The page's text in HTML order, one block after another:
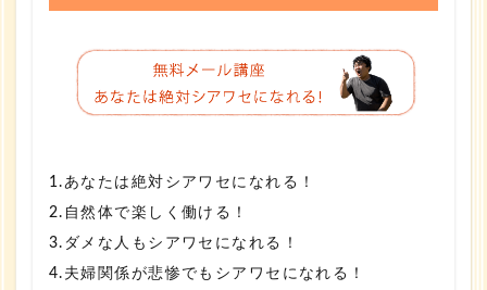
1.あなたは絶対シアワセになれる！
2.自然体で楽しく働ける！
3.ダメな人もシアワセになれる！
4.夫婦関係が悲惨でもシアワセになれる！